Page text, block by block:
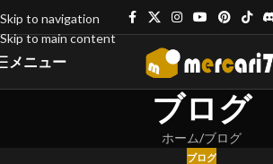
Skip to navigation
Skip to main content
メニュー
ブログ
ホーム ブログ
ブログ